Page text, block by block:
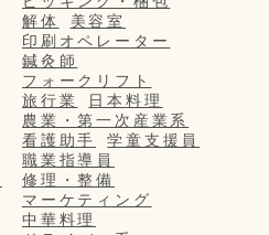
解体
美容室
印刷オペレーター
鍼灸師
フォークリフト
旅行業
日本料理
農業・第一次産業系
看護助手
学童支援員
職業指導員
修理・整備
マーケティング
中華料理